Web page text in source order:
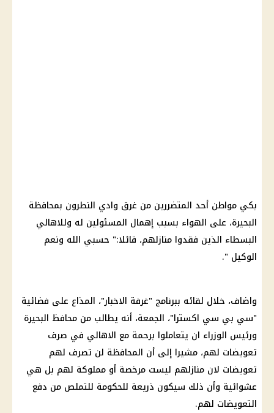
بكي مواطن أحد المتضررين من غرق وادي النطرون بمحافظة
البحيرة، على الهواء بسبب إهمال المسئولين له وللاهالي
البسطاء الذين فقدوا منازلهم، قائلا:" حسبي الله ونعم
الوكيل ".
واضاف، خلال لقائه ببرنامج "غرفة الاخبار"، المذاع على فضائية
"سي بي سي اكسترا"، الجمعة، أنه يطالب من محافظ البحيرة
ورئيس الوزراء ان يتعاملوا برحمة مع الاهالي في صرف
تعويضات لهم، مشيرا إلى أن المحافظة لن تصرف لهم
تعويضات لان منازلهم ليست مرخصة أو مملوكة لهم بل هي
عشوائية وأن ذلك سيكون ذريعة للحكومة للتملص من دفع
التعويضات لهم.